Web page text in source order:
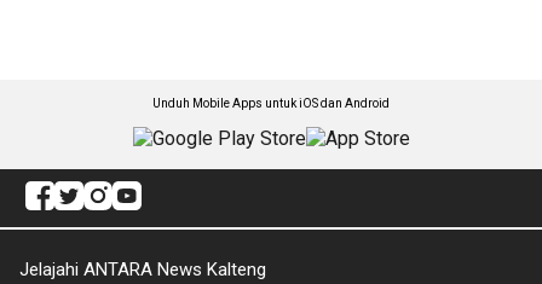
Unduh Mobile Apps untuk iOS dan Android
Jelajahi ANTARA News Kalteng